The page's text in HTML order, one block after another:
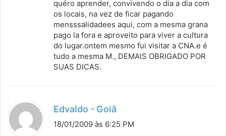
quéro aprender, convivendo o dia a dia com
os locais, na vez de ficar pagando
mensssalidadees aqui, com a mesma grana
pago la fora e aproveito para viver a cultura
do lugar.ontem mesmo fui visitar a CNA.e é
tudo a mesma M., DEMAIS OBRIGADO POR
SUAS DICAS.
Edvaldo - Goiâ
i
18/01/2009 às 6:25 PM